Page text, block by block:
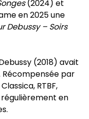
(2024) et
en 2025 une
Debussy – Soirs
(2018) avait
Récompensée par
RTBF,
en